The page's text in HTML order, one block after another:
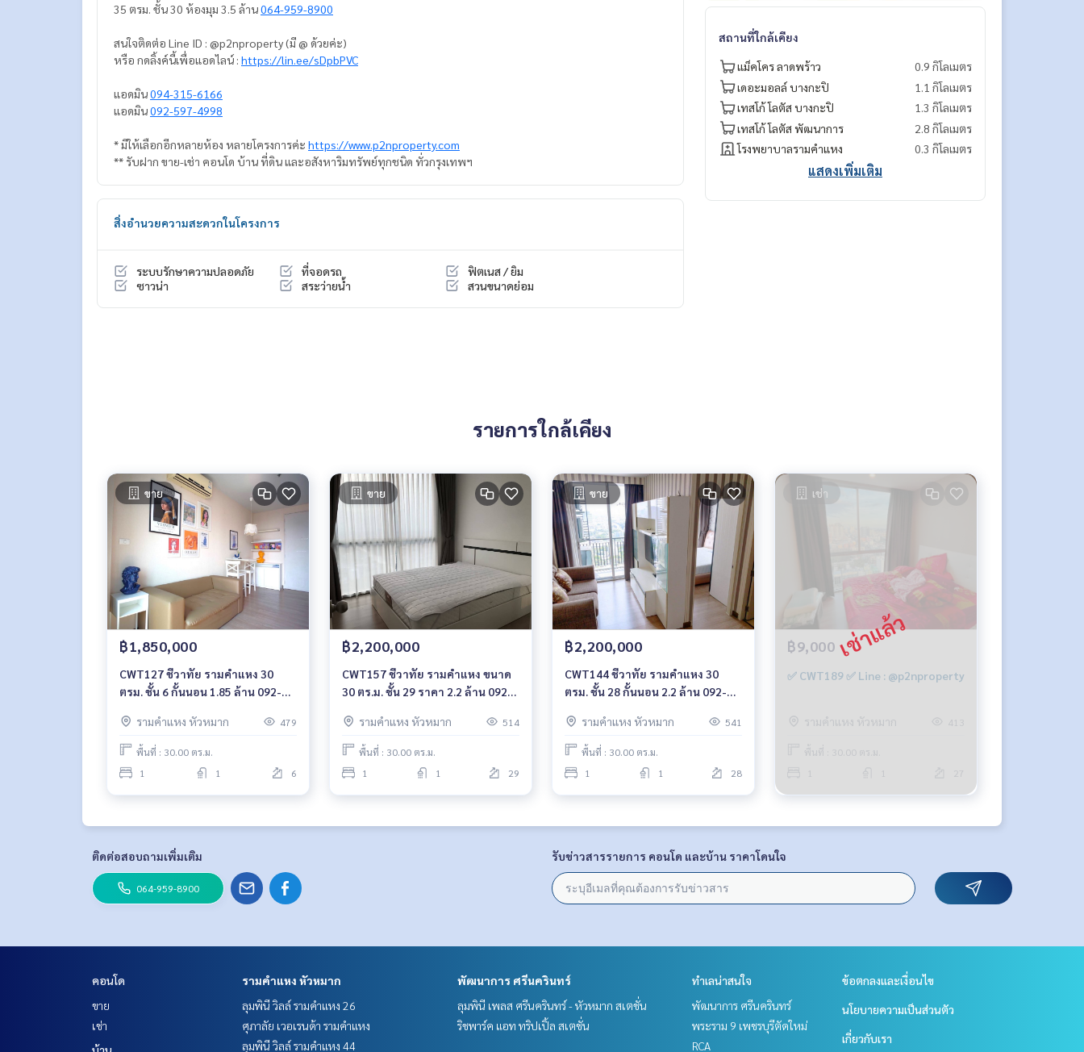
35 ตรม. ชั้น 30 ห้องมุม 3.5 ล้าน064-959-8900
สนใจติดต่อ Line ID : @p2nproperty (มี @ ด้วยค่ะ)
หรือ กดลิ้งค์นี้เพื่อแอดไลน์ : https://lin.ee/sDpbPVC
แอดมิน094-315-6166
แอดมิน092-597-4998
* มีให้เลือกอีกหลายห้อง หลายโครงการค่ะ https://www.p2nproperty.com
** รับฝาก ขาย-เช่า คอนโด บ้าน ที่ดิน และอสังหาริมทรัพย์ทุกชนิด ทั่วกรุงเทพฯ
สิ่งอำนวยความสะดวกในโครงการ
ระบบรักษาความปลอดภัย ที่จอดรถ
ฟิตเนส / ยิม
ซาวน่า
สระว่ายน้ำ สวนขนาดย่อม
สถานที่ใกล้เคียง
แม็คโคร ลาดพร้าว
0.9 กิโลเมตร
เดอะมอลล์ บางกะปิ
1.1 กิโลเมตร
เทสโก้ โลตัส บางกะปิ
1.3 กิโลเมตร
เทสโก้ โลตัส​ พัฒนาการ
2.8 กิโลเมตร
โรงพยาบาลรามคำแหง
0.3 กิโลเมตร
แสดงเพิ่มเติม
รายการใกล้เคียง
ขาย
฿1,850,000
CWT127 ชีวาทัย รามคำแหง 30
ตรม. ชั้น 6 กั้นนอน 1.85 ล้าน 092-
รามคำแหง หัวหมาก
479
พื้นที่ : 30.00 ตร.ม.
1
1 6
ขาย
฿2,200,000
CWT157 ชีวาทัย รามคำแหง ขนาด
30 ตร.ม. ชั้น 29 ราคา 2.2 ล้าน 092-
รามคำแหง หัวหมาก
514
พื้นที่ : 30.00 ตร.ม.
1
1 29
ขาย
฿2,200,000
CWT144 ชีวาทัย รามคำแหง 30
ตรม. ชั้น 28 กั้นนอน 2.2 ล้าน 092-
รามคำแหง หัวหมาก
541
พื้นที่ : 30.00 ตร.ม.
1
1 28
เช่า
฿9,000
✅ CWT189 ✅ Line : @p2nproperty
รามคำแหง หัวหมาก 413
พื้นที่ : 30.00 ตร.ม.
27
ติดต่อสอบถามเพิ่มเติม
064-959-8900
รับข่าวสารรายการ คอนโด และบ้าน ราคาโดนใจ
คอนโด
ขาย
เช่า
รามคำแหง หัวหมาก
ลุมพินี วิลล์ รามคำแหง 26
ศุภาลัย เวอเรนด้า รามคำแหง
ลุมพินี วิลล์ รามคำแหง 44
พัฒนาการ ศรีนครินทร์
ลุมพินี เพลส ศรีนครินทร์ - หัวหมาก สเตชั่น
ริชพาร์ค แอท ทริปเปิ้ล สเตชั่น
ทำเลน่าสนใจ
พัฒนาการ ศรีนครินทร์
พระราม 9 เพชรบุรีตัดใหม่
RCA
ข้อตกลงและเงื่อนไข
นโยบายความเป็นส่วนตัว
เกี่ยวกับเรา